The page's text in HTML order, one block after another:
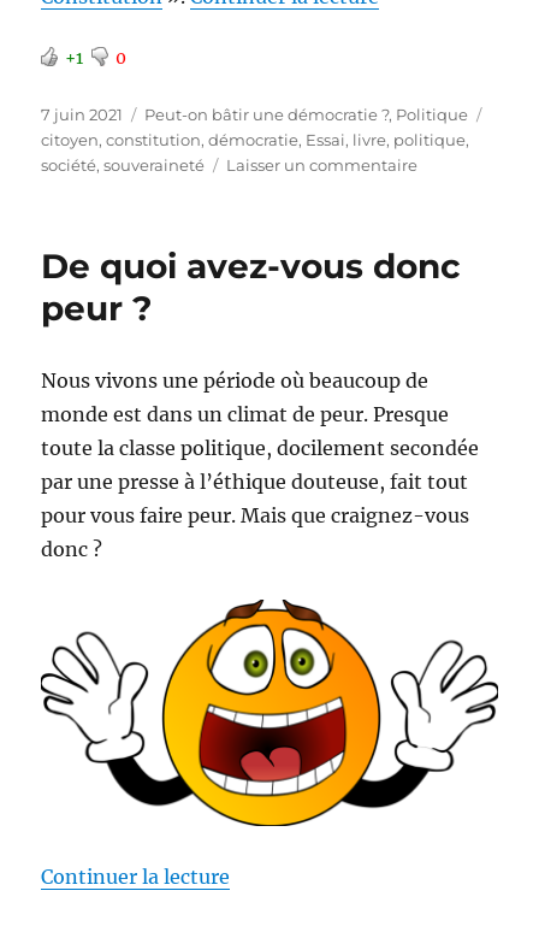
+1 0
Publié
le
7 juin 2021 Catégories
Peut-on bâtir une démocratie ?, Politique
citoyen,constitution,démocratie, Essai, livre, politique,
société,souveraineté Laisser un commentairesur
De quoi avez-vous donc
peur ?
Nous vivons une période où beaucoup de
monde est dans un climat de peur. Presque
toute la classe politique, docilement secondée
par une presse à l’éthique douteuse, fait tout
pour vous faire peur. Mais que craignez-vous
donc ?
Continuer la lecture